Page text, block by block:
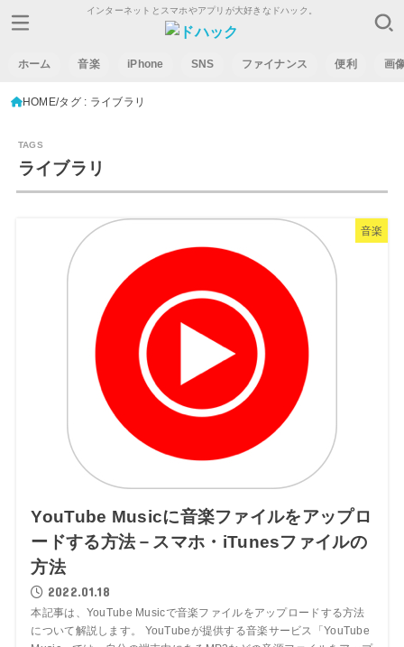
インターネットとスマホやアプリが大好きなドハック。
ホーム 音楽 iPhone SNS ファイナンス 便利 画
HOME タグ : ライブラリ
ライブラリ
音楽
YouTube Musicに音楽ファイルをアップロ
ードする方法－スマホ・iTunesファイルの
方法
2022.01.18
本記事は、YouTube Musicで音楽ファイルをアップロードする方法
について解説します。 YouTubeが提供する音楽サービス「YouTube